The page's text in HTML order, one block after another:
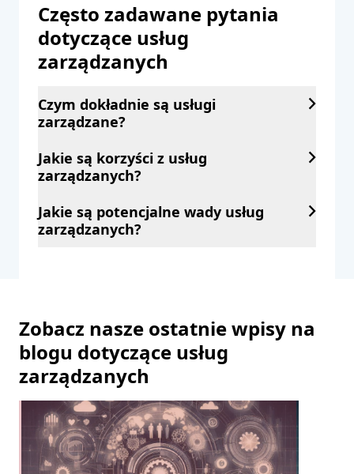
Często zadawane pytania
dotyczące usług
zarządzanych
Czym dokładnie są usługi
zarządzane?
Jakie są korzyści z usług
zarządzanych?
Jakie są potencjalne wady usług
zarządzanych?
Zobacz nasze ostatnie wpisy na
blogu dotyczące usług
zarządzanych